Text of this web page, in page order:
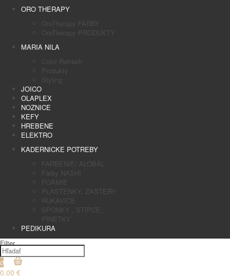
ORO THERAPY
OroTherapy FARBY
OroTherapy PRODUKTY
MARIA NILA
Color Refresh
Produkty
Styling
JOICO
OLAPLEX
NOZNICE
KEFY
HREBENE
ELEKTRO
KADERNICKE POTREBY
FARBENIE/ ALOBAL
Farby NASHI
FOAMIE
PLASTENKY, ZASTERY
RUKAVICE
SPONKY , STIPCE ,
PINETKY
PEDIKURA
Filter
0
0.00 €